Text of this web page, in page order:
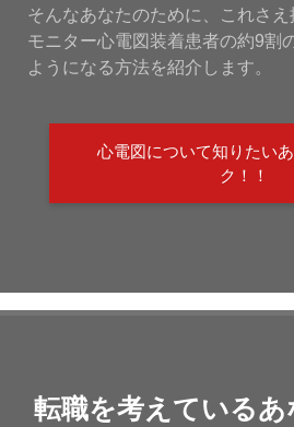
そんなあなたのために、これさ
モニター心電図装着患者の約9割
ようになる方法を紹介します。
心電図について知りたい
ク！！
転職を考えている